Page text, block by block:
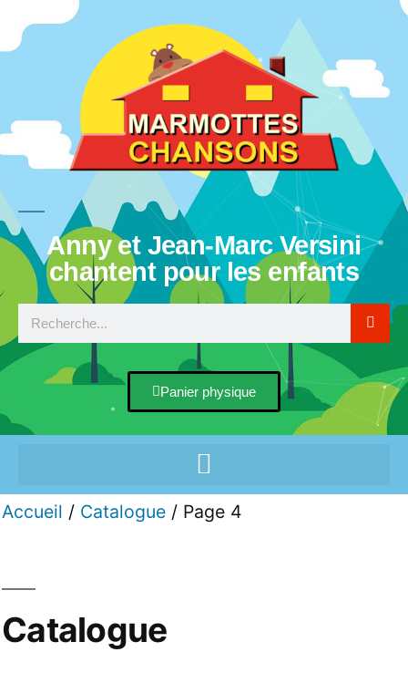
Anny et Jean-Marc Versini
chantent pour les enfants
Panier physique
Accueil / Catalogue / Page 4
Catalogue